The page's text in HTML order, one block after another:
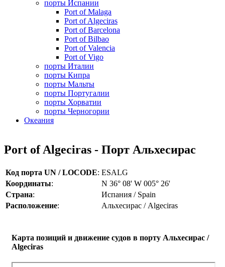
порты Испании
Port of Malaga
Port of Algeciras
Port of Barcelona
Port of Bilbao
Port of Valencia
Port of Vigo
порты Италии
порты Кипра
порты Мальты
порты Португалии
порты Хорватии
порты Черногории
Океания
Port of Algeciras - Порт Альхесирас
Код порта UN / LOCODE: ESALG
Координаты:
N 36° 08' W 005° 26'
Страна:
Испания / Spain
Расположение: Альхесирас / Algeciras
Карта позиций и движение судов в порту Альхесирас /
Algeciras